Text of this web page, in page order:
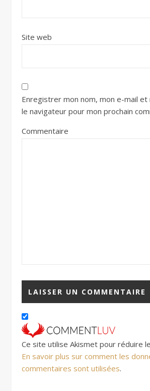
Site web
Enregistrer mon nom, mon e-mail et
le navigateur pour mon prochain
Commentaire
Ce site utilise Akismet pour réduire
En savoir plus sur comment les
commentaires sont utilisées.